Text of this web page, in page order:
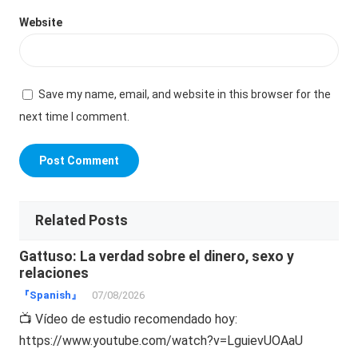
Website
Save my name, email, and website in this browser for the
next time I comment.
Related Posts
Gattuso: La verdad sobre el dinero, sexo y
relaciones
『Spanish』 07/08/2026
📺 Vídeo de estudio recomendado hoy:
https://www.youtube.com/watch?v=LguievUOAaU